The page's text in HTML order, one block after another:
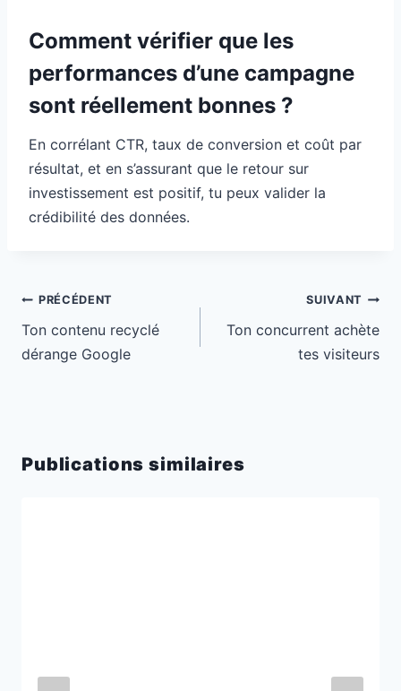
Comment vérifier que les
performances d’une campagne
sont réellement bonnes ?
En corrélant CTR, taux de conversion et coût par
résultat, et en s’assurant que le retour sur
investissement est positif, tu peux valider la
crédibilité des données.
Navigation
de
l’article
PRÉCÉDENT
Ton contenu recyclé
dérange Google
SUIVANT
Ton concurrent achète
tes visiteurs
Publications similaires